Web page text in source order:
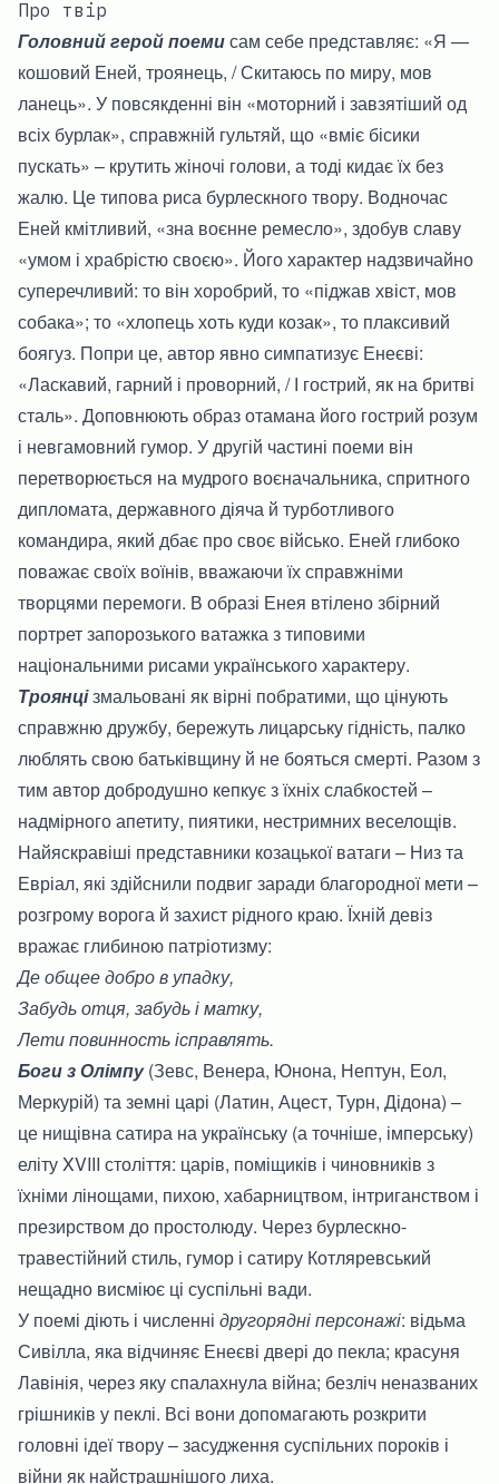
Про твір
Головний герой поемисам себе представляє: «Я —
кошовий Еней, троянець, / Скитаюсь по миру, мов
ланець». У повсякденні він «моторний і завзятіший од
всіх бурлак», справжній гультяй, що «вміє бісики
пускать» – крутить жіночі голови, а тоді кидає їх без
жалю. Це типова риса бурлескного твору. Водночас
Еней кмітливий, «зна воєнне ремесло», здобув славу
«умом і храбрістю своєю». Його характер надзвичайно
суперечливий: то він хоробрий, то «піджав хвіст, мов
собака»; то «хлопець хоть куди козак», то плаксивий
боягуз. Попри це, автор явно симпатизує Енеєві:
«Ласкавий, гарний і проворний, / І гострий, як на бритві
сталь». Доповнюють образ отамана його гострий розум
і невгамовний гумор. У другій частині поеми він
перетворюється на мудрого воєначальника, спритного
дипломата, державного діяча й турботливого
командира, який дбає про своє військо. Еней глибоко
поважає своїх воїнів, вважаючи їх справжніми
творцями перемоги. В образі Енея втілено збірний
портрет запорозького ватажка з типовими
національними рисами українського характеру.
Троянцізмальовані як вірні побратими, що цінують
справжню дружбу, бережуть лицарську гідність, палко
люблять свою батьківщину й не бояться смерті. Разом з
тим автор добродушно кепкує з їхніх слабкостей –
надмірного апетиту, пиятики, нестримних веселощів.
Найяскравіші представники козацької ватаги – Низ та
Евріал, які здійснили подвиг заради благородної мети –
розгрому ворога й захист рідного краю. Їхній девіз
вражає глибиною патріотизму:
Де общее добро в упадку,
Забудь отця, забудь і матку,
Лети повинность ісправлять.
Боги з Олімпу(Зевс, Венера, Юнона, Нептун, Еол,
Меркурій) та земні царі (Латин, Ацест, Турн, Дідона) –
це нищівна сатира на українську (а точніше, імперську)
еліту XVIII століття: царів, поміщиків і чиновників з
їхніми лінощами, пихою, хабарництвом, інтриганством і
презирством до простолюду. Через бурлескно-
травестійний стиль, гумор і сатиру Котляревський
нещадно висміює ці суспільні вади.
У поемі діють і численні другорядні персонажі: відьма
Сивілла, яка відчиняє Енеєві двері до пекла; красуня
Лавінія, через яку спалахнула війна; безліч неназваних
грішників у пеклі. Всі вони допомагають розкрити
головні ідеї твору – засудження суспільних пороків і
війни як найстрашнішого лиха.